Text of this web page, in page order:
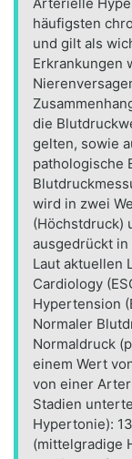
häufigsten
und gilt als
Erkrankungen
die
gelten, sowie
pathologische
wird in zwei
(Höchstdruck)
ausgedrückt
Laut aktuellen
Cardiology
Hypertension
Normaler
Normaldruck
einem Wert
von einer
Stadien
Hypertonie):
(mittelgradige